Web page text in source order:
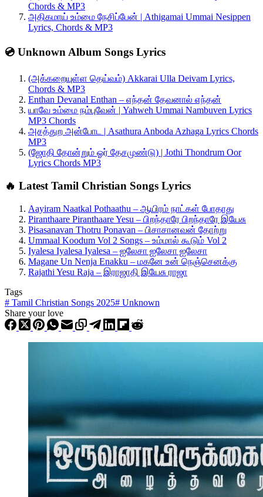
Chords & MP3
அதிகமாய் உம்மை நேசிப்பேன் | Athigamai Ummai Nesippen
Lyrics, Chords & MP3
💿 Unknown Album Songs Lyrics
(அக்கறையுள்ள தெய்வம்) Akkarai Ulla Deivam Lyrics,
Chords & MP3
Enthan Devanal Enthan – எந்தன் தேவனால் எந்தன்
யாவே உம்மை நம்புவேன் | Yahweh Ummai Nambuven Lyrics
MP3 Chords
அசத்துற அன்போட | Asathura Anboda Azhaga Lyrics Chords
MP3
(ஜோதி தோன்றும் ஓர் தேசமுண்டு) | Jothi Thondrum Oor
Lyrics Chords MP3
🔥 Latest Tamil Christian Songs Lyrics
Aayiram Naatkal Pothaathu – ஆயிரம் நாட்கள் போதாது
Piranthaare Piranthaare Yesu – பிறந்தாரே பிறந்தாரே இயேசு
Pisasanavan Thotru Ponavan – பிசாசானவன் தோற்று
Ummaal Koodum Vol 2 Songs – உம்மால் கூடும் Vol 2
Iyalesa Iyalesa Iyalesa – ஐலேசா ஐலேசா ஐலேசா
Magane Un Nenja Enakku – மகனே உன் நெஞ்செனக்கு
Rajathi Yesu Raja – இராஜாதி இயேசு ராஜா
Tags
# Tamil Christian Songs 2025# Unknown
Share your love